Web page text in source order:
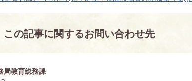
この記事に関するお問い合わせ先
局教育総務課